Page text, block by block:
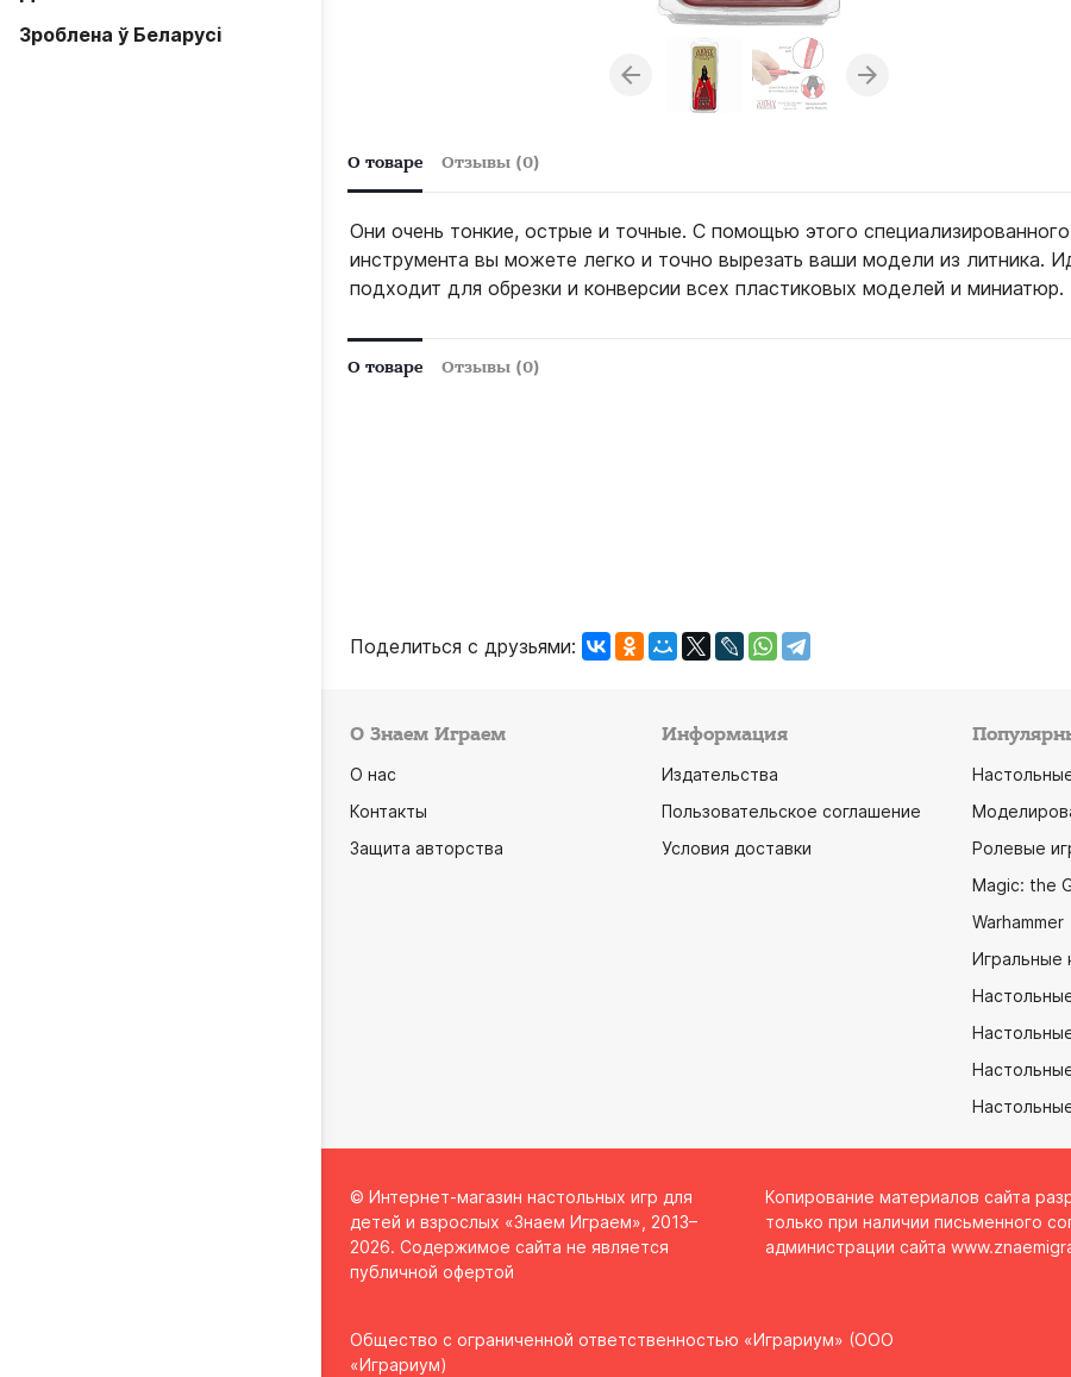
Зроблена ў Беларусi
О товаре Отзывы (0)
Они очень тонкие, острые и точные. С помощью этого специализированного
инструмента вы можете легко и точно вырезать ваши модели из литника.
подходит для обрезки и конверсии всех пластиковых моделей и миниатюр.
О товаре Отзывы (0)
Поделиться с друзьями:
О Знаем Играем
О нас
Контакты
Защита авторства
Информация
Издательства
Пользовательское соглашение
Условия доставки
Ролевые
Magic: the
Warhammer
Игральные
© Интернет-магазин настольных игр для
детей и взрослых «Знаем Играем», 2013–
2026. Содержимое сайта не является
публичной офертой
Копирование материалов сайта
только при наличии письменного
администрации сайта
Общество с ограниченной ответственностью «Играриум» (ООО
«Играриум)